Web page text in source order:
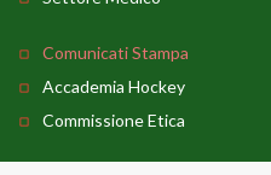
Comunicati Stampa
Accademia Hockey
Commissione Etica